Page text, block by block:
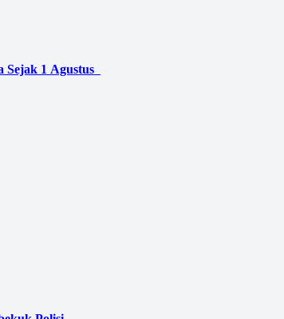
Sejak 1 Agustus